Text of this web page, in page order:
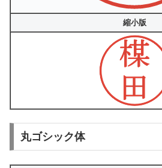
縮小版
丸ゴシック体